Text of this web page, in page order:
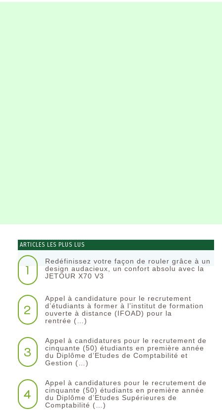
ARTICLES LES PLUS LUS
1
Redéfinissez votre façon de rouler grâce à un
design audacieux, un confort absolu avec la
JETOUR X70 V3
2
Appel à candidature pour le recrutement
d’étudiants à former à l’institut de formation
ouverte à distance (IFOAD) pour la
rentrée (…)
3
Appel à candidatures pour le recrutement de
cinquante (50) étudiants en première année
du Diplôme d’Etudes de Comptabilité et
Gestion (…)
4
Appel à candidatures pour le recrutement de
cinquante (50) étudiants en première année
du Diplôme d’Etudes Supérieures de
Comptabilité (…)